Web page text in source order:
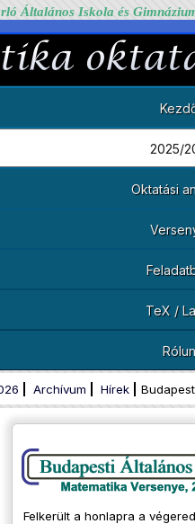
Általános Iskola és
2025/
Oktatási
TeX /
Archívum Hírek
Felkerült a honlapra a